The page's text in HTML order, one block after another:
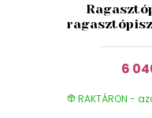
6
RAKTÁRON -